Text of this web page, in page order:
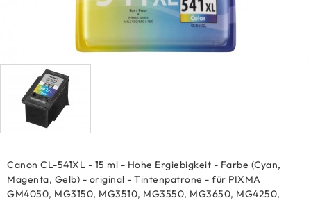
Canon CL-541XL - 15 ml - Hohe Ergiebigkeit - Farbe (Cyan,
Magenta, Gelb) - original - Tintenpatrone - für PIXMA
GM4050, MG3150, MG3510, MG3550, MG3650, MG4250,